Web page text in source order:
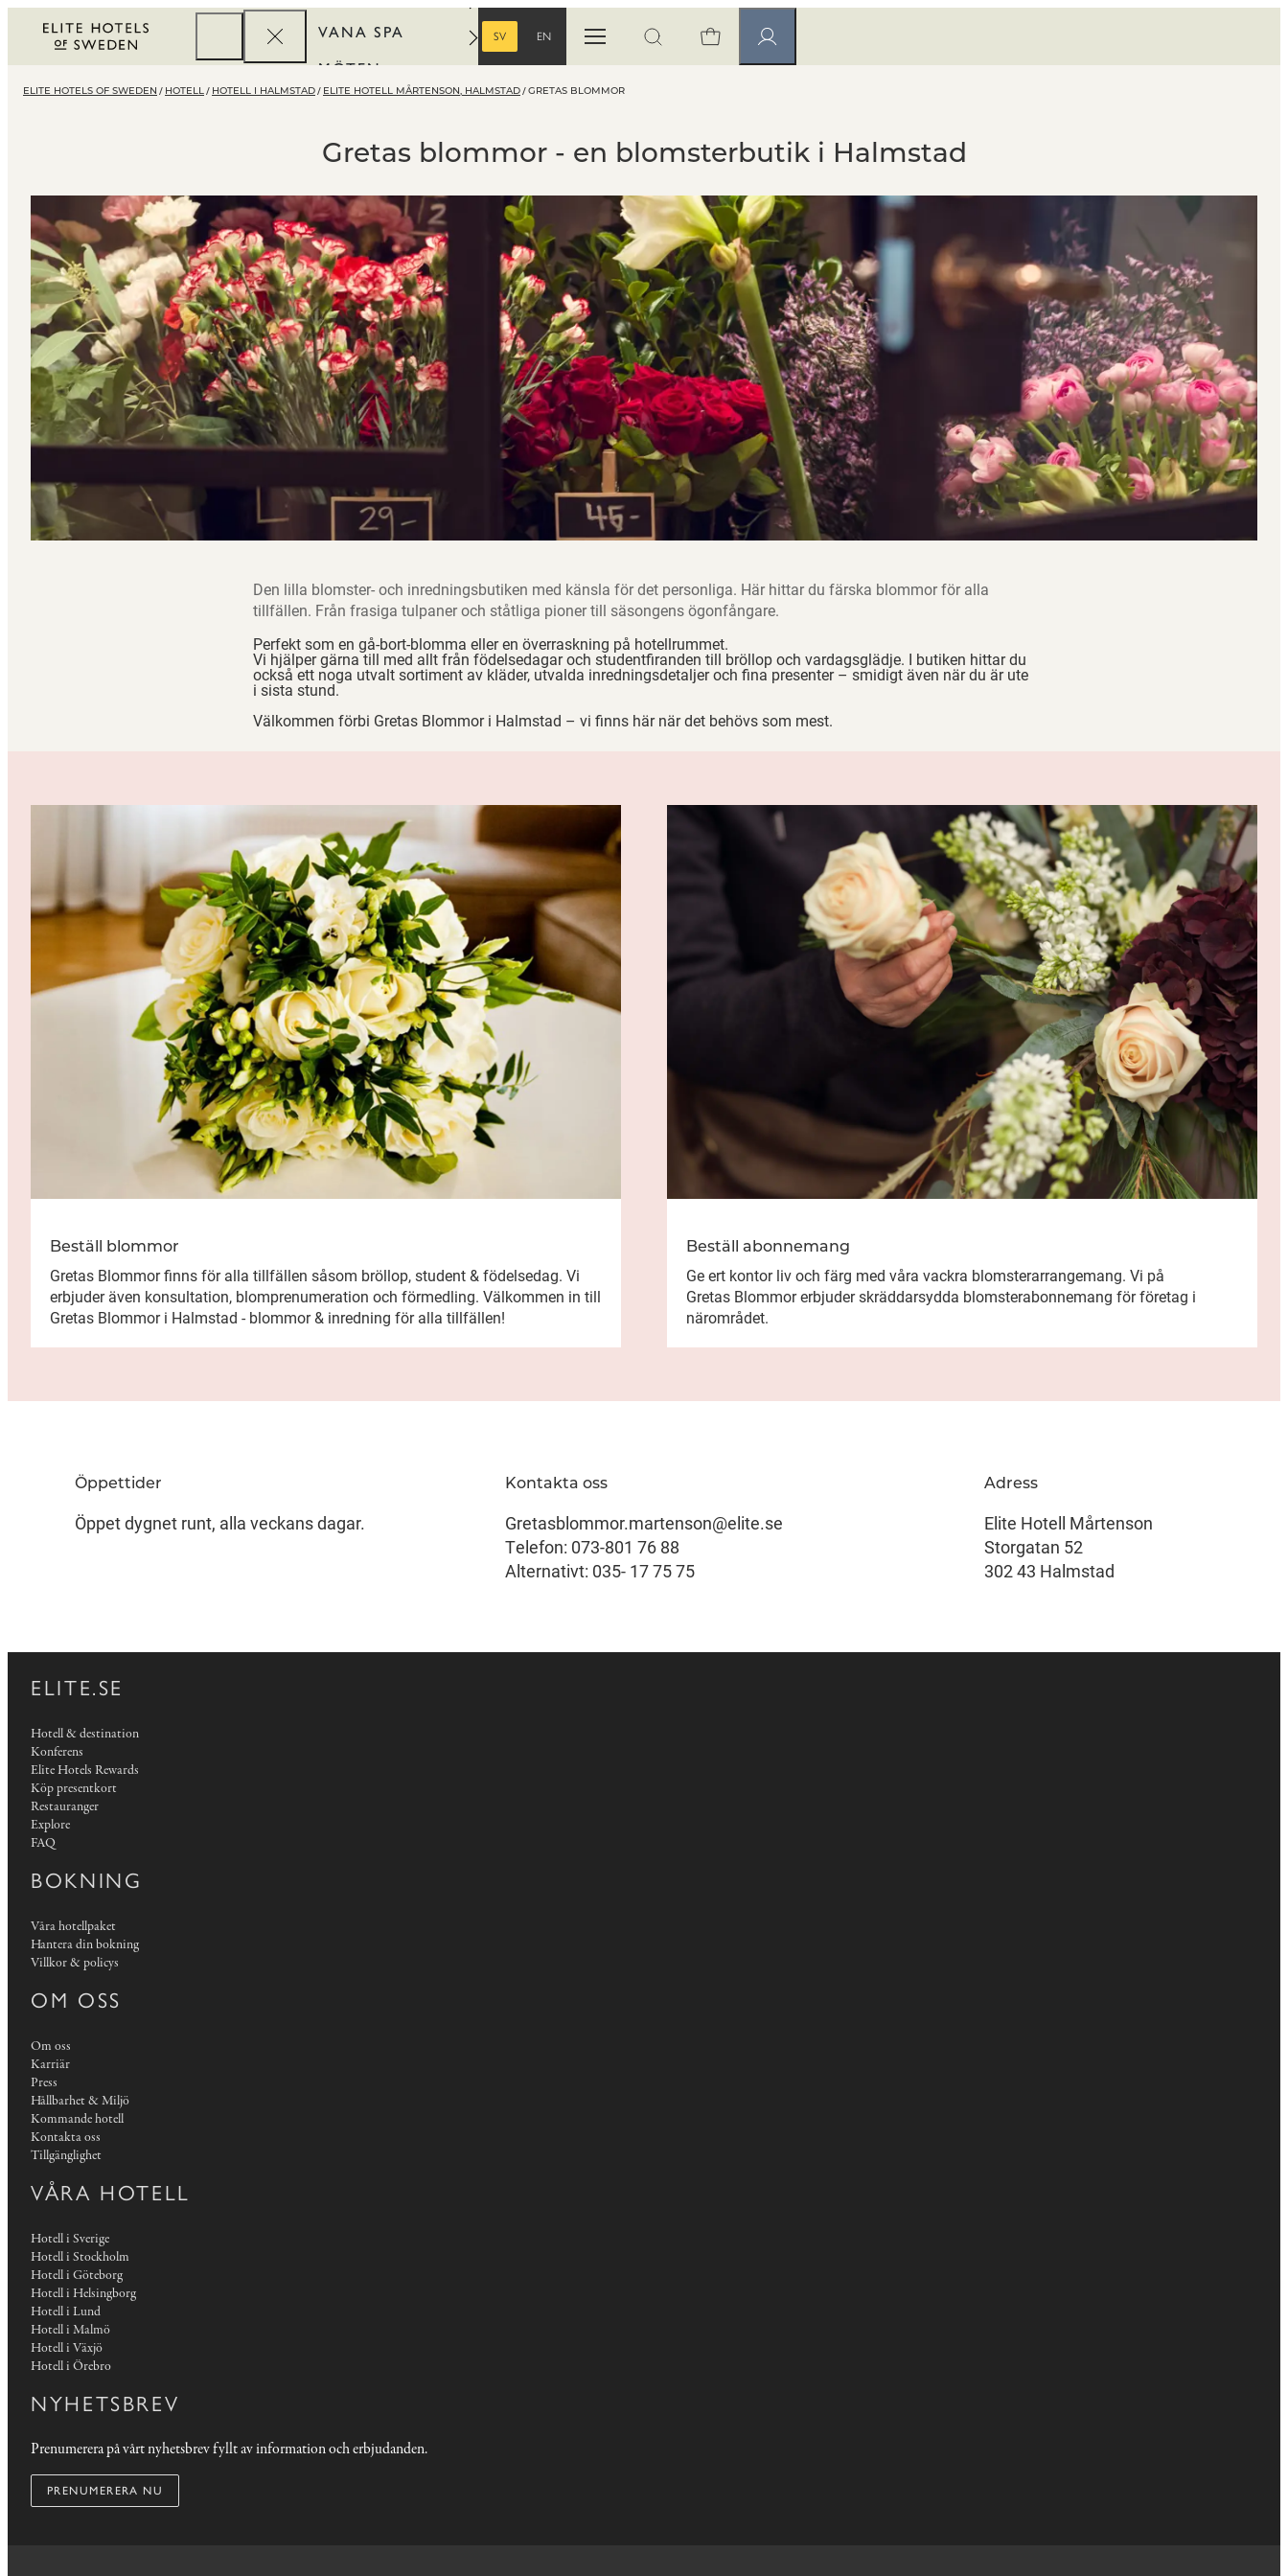
VANA SPA
MÖTEN
REWARDS
SV
EN
Öppna menynÖppna sök Medlemssidor
ELITE HOTELS OF SWEDEN HOTELL HOTELL I HALMSTAD ELITE HOTELL MÅRTENSON, HALMSTAD GRETAS BLOMMOR
Gretas blommor - en blomsterbutik i Halmstad
Den lilla blomster- och inredningsbutiken med känsla för det personliga. Här hittar du färska blommor för alla
tillfällen. Från frasiga tulpaner och ståtliga pioner till säsongens ögonfångare.
Perfekt som en gå-bort-blomma eller en överraskning på hotellrummet.
Vi hjälper gärna till med allt från födelsedagar och studentfiranden till bröllop och vardagsglädje. I butiken hittar du
också ett noga utvalt sortiment av kläder, utvalda inredningsdetaljer och fina presenter – smidigt även när du är ute
i sista stund.
Välkommen förbi Gretas Blommori Halmstad – vi finns här när det behövs som mest.
Beställ blommor
Gretas Blommor finns för alla tillfällen såsom bröllop, student & födelsedag. Vi
erbjuder även konsultation, blomprenumeration och förmedling. Välkommen in till
Gretas Blommor i Halmstad - blommor & inredning för alla tillfällen!
Beställ abonnemang
Ge ert kontor liv och färg med våra vackra blomsterarrangemang. Vi på
Gretas Blommor erbjuder skräddarsydda blomsterabonnemang för företag i
närområdet.
Öppettider
Öppet dygnet runt, alla veckans dagar.
Kontakta oss
Gretasblommor.martenson@elite.se
Telefon: 073-801 76 88‬
Alternativt: 035- 17 75 75
Adress
Elite Hotell Mårtenson
Storgatan 52
302 43 Halmstad
ELITE.SE
Hotell & destination
Konferens
Elite Hotels Rewards
Köp presentkort
Restauranger
Explore
FAQ
BOKNING
Våra hotellpaket
Hantera din bokning
Villkor & policys
OM OSS
Om oss
Karriär
Press
Hållbarhet & Miljö
Kommande hotell
Kontakta oss
Tillgänglighet
VÅRA HOTELL
Hotell i Sverige
Hotell i Stockholm
Hotell i Göteborg
Hotell i Helsingborg
Hotell i Lund
Hotell i Malmö
Hotell i Växjö
Hotell i Örebro
NYHETSBREV
Prenumerera på vårt nyhetsbrev fyllt av information och erbjudanden.
PRENUMERERA NU